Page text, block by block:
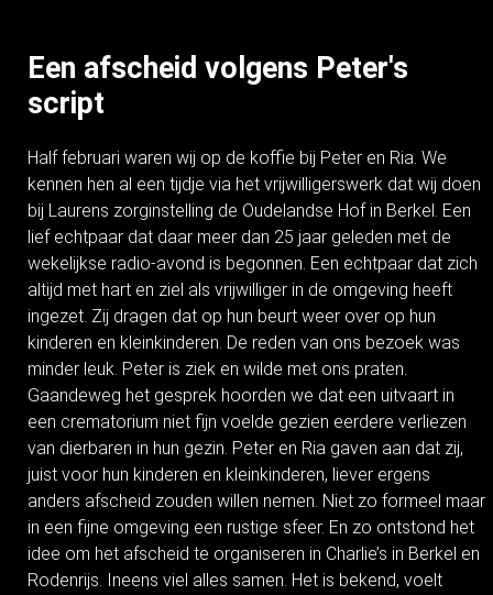
Een afscheid volgens Peter's
script
Half februari waren wij op de koffie bij Peter en Ria. We
kennen hen al een tijdje via het vrijwilligerswerk dat wij doen
bij Laurens zorginstelling de Oudelandse Hof in Berkel. Een
lief echtpaar dat daar meer dan 25 jaar geleden met de
wekelijkse radio-avond is begonnen. Een echtpaar dat zich
altijd met hart en ziel als vrijwilliger in de omgeving heeft
ingezet. Zij dragen dat op hun beurt weer over op hun
kinderen en kleinkinderen. De reden van ons bezoek was
minder leuk. Peter is ziek en wilde met ons praten.
Gaandeweg het gesprek hoorden we dat een uitvaart in
een crematorium niet fijn voelde gezien eerdere verliezen
van dierbaren in hun gezin. Peter en Ria gaven aan dat zij,
juist voor hun kinderen en kleinkinderen, liever ergens
anders afscheid zouden willen nemen. Niet zo formeel maar
in een fijne omgeving een rustige sfeer. En zo ontstond het
idee om het afscheid te organiseren in Charlie’s in Berkel en
Rodenrijs. Ineens viel alles samen. Het is bekend, voelt